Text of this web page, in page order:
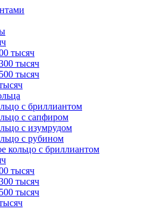
тысяч
тысяч
тысяч
с бриллиантом
с сапфиром
с изумрудом
с рубином
кольцо с бриллиантом
тысяч
тысяч
тысяч